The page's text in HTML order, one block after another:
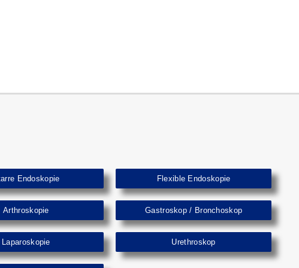
Endoskopie
Arthroskopie
Laparoskopie
Flexible Endoskopie
Gastroskop / Bronchoskop
Urethroskop